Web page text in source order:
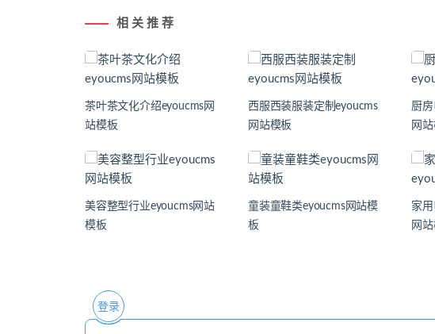
相 关 推 荐
茶叶茶文化介绍eyoucms网
站模板
西服西装服装定制eyoucms
网站模板
厨
网
美容整型行业eyoucms网站
模板
童装童鞋类eyoucms网站模
板
家
网
登录